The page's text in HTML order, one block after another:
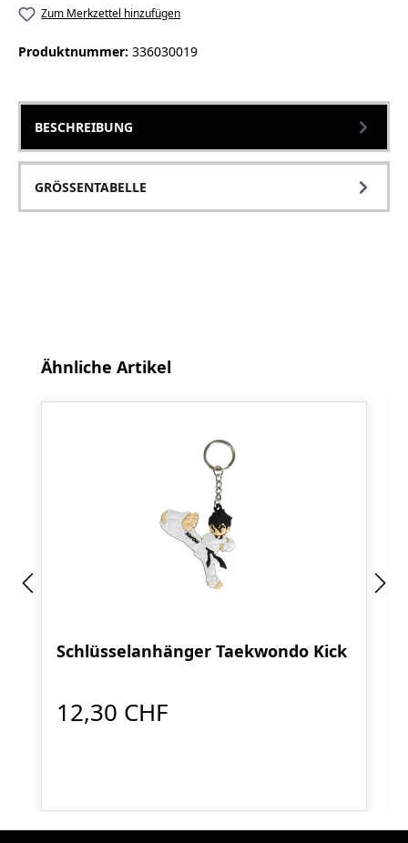
Zum Merkzettel hinzufügen
Produktnummer: 336030019
BESCHREIBUNG
GRÖSSENTABELLE
Produktgalerie überspringen
Ähnliche Artikel
Schlüsselanhänger Taekwondo Kick
12,30 CHF